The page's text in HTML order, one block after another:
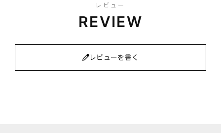
レビュー
REVIEW
レビューを書く